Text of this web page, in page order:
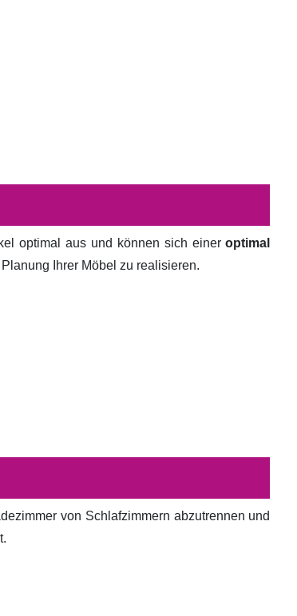
optimal aus und können sich eineroptimal
Ihrer Möbel zu realisieren.
von Schlafzimmern abzutrennen und